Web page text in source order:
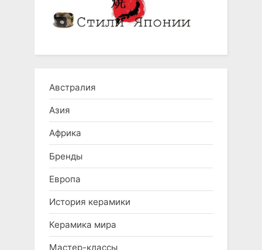
Австралия
Азия
Африка
Бренды
Европа
История керамики
Керамика мира
Мастер-классы